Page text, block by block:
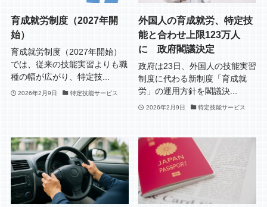
育成就労制度（2027年開
始）
育成就労制度（2027年開始）
では、従来の技能実習よりも職
種の幅が広がり、特定技...
2026年2月9日 特定技能サービス
外国人の育成就労、特定技
能と合わせ上限123万人
に 政府閣議決定
政府は23日、外国人の技能実習
制度に代わる新制度「育成就
労」の運用方針を閣議決...
2026年2月9日 特定技能サービス